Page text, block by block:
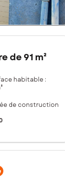
de 91 m²
habitable :
de construction